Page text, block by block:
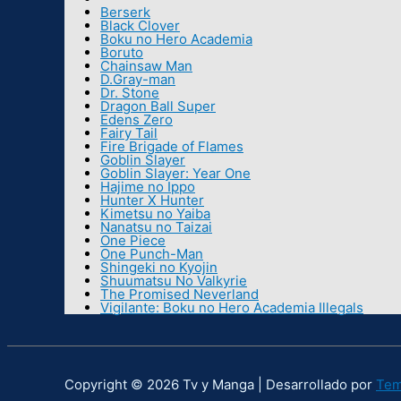
Berserk
Black Clover
Boku no Hero Academia
Boruto
Chainsaw Man
D.Gray-man
Dr. Stone
Dragon Ball Super
Edens Zero
Fairy Tail
Fire Brigade of Flames
Goblin Slayer
Goblin Slayer: Year One
Hajime no Ippo
Hunter X Hunter
Kimetsu no Yaiba
Nanatsu no Taizai
One Piece
One Punch-Man
Shingeki no Kyojin
Shuumatsu No Valkyrie
The Promised Neverland
Vigilante: Boku no Hero Academia Illegals
Copyright © 2026 Tv y Manga | Desarrollado por